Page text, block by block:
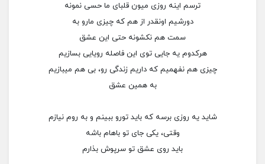
ترسم اینه روزی میون قلبای ما حسی نمونه
دورشیم اونقدر از هم که چیزی مارو به
سمت هم نکشونه حتی این عشق
هرکدوم یه جایی توی این فاصله رویایی بسازیم
چیزی هم نفهمیم که داریم زندگی رو، بی هم میبازیم
به همین عشق
شاید یه روزی برسه که باید تورو ببینم و به روم نیازم
وقتی، یکی جای تو باهام باشه
باید روی عشق تو سرپوش بذارم